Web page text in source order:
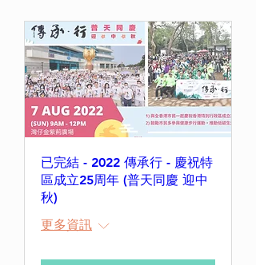
已完結 - 2022 傳承行 - 慶祝特
區成立25周年 (普天同慶 迎中
秋)
更多資訊